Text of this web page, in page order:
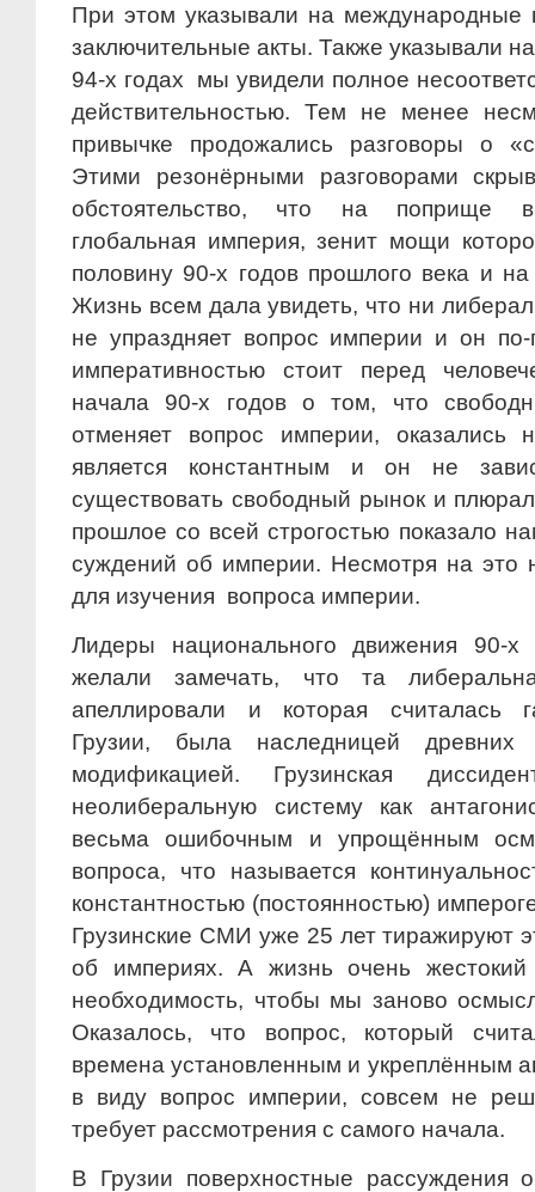
При этом указывали на международные
заключительные акты. Также указывали
94-х годах мы увидели полное
действительностью. Тем не менее
привычке продожались разговоры о
Этими резонёрными разговорами
обстоятельство, что на поприще
глобальная империя, зенит мощи
половину 90-х годов прошлого века и
Жизнь всем дала увидеть, что ни
не упраздняет вопрос империи и он
императивностью стоит перед
начала 90-х годов о том, что
отменяет вопрос империи, оказались
является константным и он не
существовать свободный рынок и
прошлое со всей строгостью показало
суждений об империи. Несмотря на это
для изучения вопроса империи.
Лидеры национального движения 90-
желали замечать, что та
апеллировали и которая считалась
Грузии, была наследницей
модификацией. Грузинская
неолиберальную систему как
весьма ошибочным и упрощённым
вопроса, что называется
константностью (постоянностью)
Грузинские СМИ уже 25 лет тиражируют
об империях. А жизнь очень
необходимость, чтобы мы заново
Оказалось, что вопрос, который
времена установленным и укреплённым
в виду вопрос империи, совсем не
требует рассмотрения с самого начала.
В Грузии поверхностные рассуждения